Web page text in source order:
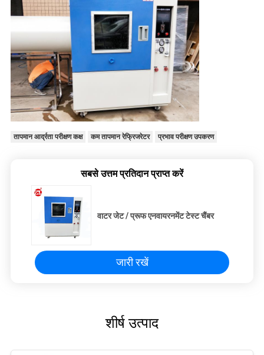
तापमान आर्द्रता परीक्षण कक्ष कम तापमान रेफ्रिजरेटर प्रभाव परीक्षण उपकरण
सबसे उत्तम प्रतिदान प्राप्त करें
वाटर जेट / प्रूफ एनवायरनमेंट टेस्ट चैंबर
जारी रखें
शीर्ष उत्पाद